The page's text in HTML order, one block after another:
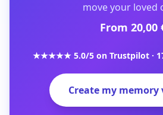
move your loved
From 20,00
★★★★★ 5.0/5 on Trustpilot ·
Create my memory